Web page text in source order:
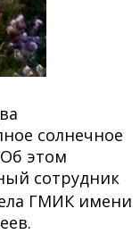
солнечное
этом
сотрудник
ГМИК имени